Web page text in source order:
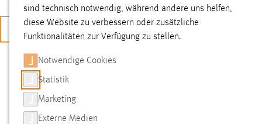
JETZT BEWERBEN
SUCHE
FILTER
sind technisch notwendig, während andere uns helfen,
diese Website zu verbessern oder zusätzliche
Funktionalitäten zur Verfügung zu stellen.
Notwendige Cookies
Statistik
Marketing
Externe Medien